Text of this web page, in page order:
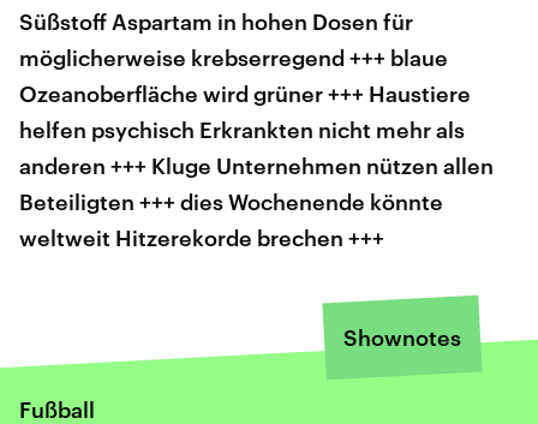
Süßstoff Aspartam in hohen Dosen für
möglicherweise krebserregend +++ blaue
Ozeanoberfläche wird grüner +++ Haustiere
helfen psychisch Erkrankten nicht mehr als
anderen +++ Kluge Unternehmen nützen allen
Beteiligten +++ dies Wochenende könnte
weltweit Hitzerekorde brechen +++
Shownotes
Fußball